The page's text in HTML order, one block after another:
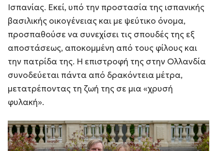
Ισπανίας. Εκεί, υπό την προστασία της ισπανικής
βασιλικής οικογένειας και με ψεύτικο όνομα,
προσπαθούσε να συνεχίσει τις σπουδές της εξ
αποστάσεως, αποκομμένη από τους φίλους και
την πατρίδα της. Η επιστροφή της στην Ολλανδία
συνοδεύεται πάντα από δρακόντεια μέτρα,
μετατρέποντας τη ζωή της σε μια «χρυσή
φυλακή».